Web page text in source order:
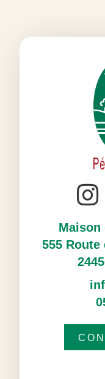
Maison
555 Route